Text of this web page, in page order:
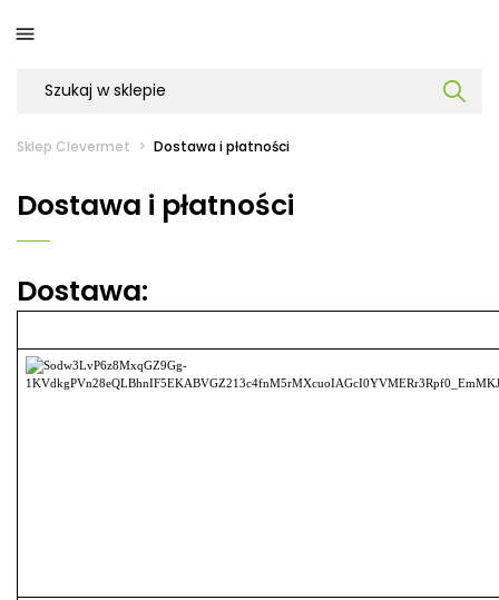

Sklep Clevermet Dostawa i płatności
Dostawa i płatności
Dostawa: